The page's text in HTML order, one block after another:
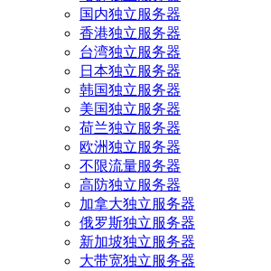
国内独立服务器
香港独立服务器
台湾独立服务器
日本独立服务器
韩国独立服务器
美国独立服务器
荷兰独立服务器
欧洲独立服务器
不限流量服务器
高防独立服务器
加拿大独立服务器
俄罗斯独立服务器
新加坡独立服务器
大带宽独立服务器